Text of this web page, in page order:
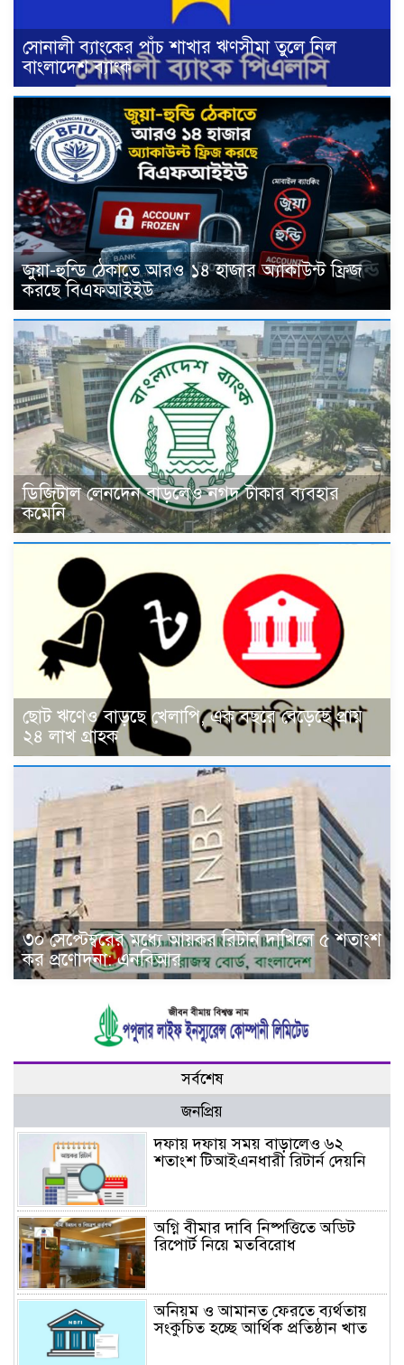
সোনালী ব্যাংকের পাঁচ শাখার ঋণসীমা তুলে নিল
বাংলাদেশ ব্যাংক
জুয়া-হুন্ডি ঠেকাতে আরও ১৪ হাজার অ্যাকাউন্ট ফ্রিজ
করছে বিএফআইইউ
ডিজিটাল লেনদেন বাড়লেও নগদ টাকার ব্যবহার
কমেনি
ছোট ঋণেও বাড়ছে খেলাপি, এক বছরে বেড়েছে প্রায়
২৪ লাখ গ্রাহক
৩০ সেপ্টেম্বরের মধ্যে আয়কর রিটার্ন দাখিলে ৫ শতাংশ
কর প্রণোদনা: এনবিআর
সর্বশেষ
জনপ্রিয়
দফায় দফায় সময় বাড়ালেও ৬২
শতাংশ টিআইএনধারী রিটার্ন দেয়নি
অগ্নি বীমার দাবি নিষ্পত্তিতে অডিট
রিপোর্ট নিয়ে মতবিরোধ
অনিয়ম ও আমানত ফেরতে ব্যর্থতায়
সংকুচিত হচ্ছে আর্থিক প্রতিষ্ঠান খাত